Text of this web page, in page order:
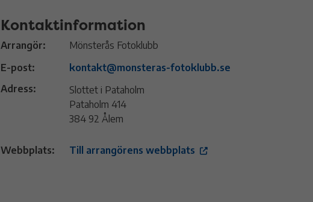
Kontaktinformation
Arrangör:
Mönsterås Fotoklubb
E-post:
kontakt@monsteras-fotoklubb.se
Adress:
Slottet i Pataholm
Pataholm 414
384 92 Ålem
Webbplats: Till arrangörens webbplats